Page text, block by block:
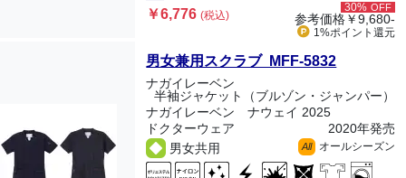
￥6,776(税込)
30% OFF
参考価格￥9,680-
1%ポイント 還元
男女兼用スクラブ MFF-5832
ナガイレーベン
半袖ジャケット（ブルゾン・ジャンパー）
ナガイレーベン ナウェイ 2025
ドクターウェア
2020年発売
男女共用
All オールシーズン